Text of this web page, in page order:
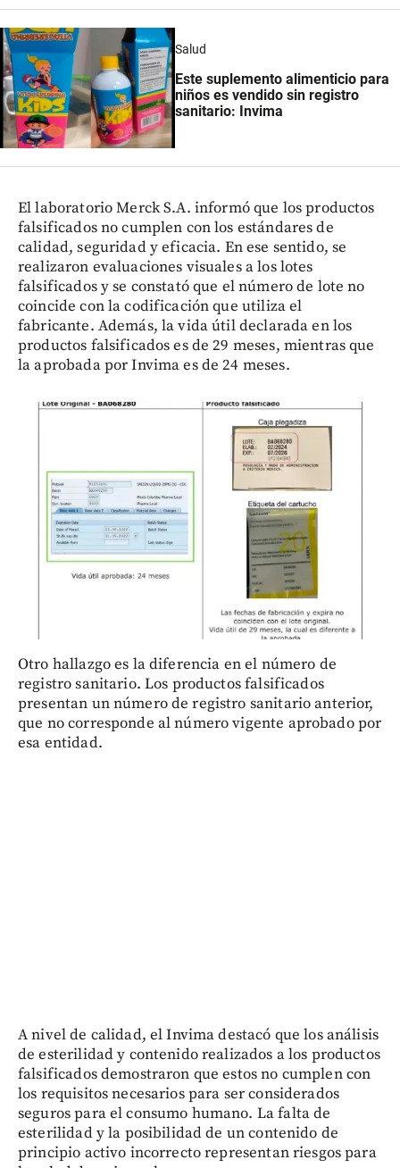
Salud
Este suplemento alimenticio para
niños es vendido sin registro
sanitario: Invima
El laboratorio Merck S.A. informó que los productos
falsificados no cumplen con los estándares de
calidad, seguridad y eficacia. En ese sentido, se
realizaron evaluaciones visuales a los lotes
falsificados y se constató que el número de lote no
coincide con la codificación que utiliza el
fabricante. Además, la vida útil declarada en los
productos falsificados es de 29 meses, mientras que
la aprobada por Invima es de 24 meses.
Otro hallazgo es la diferencia en el número de
registro sanitario. Los productos falsificados
presentan un número de registro sanitario anterior,
que no corresponde al número vigente aprobado por
esa entidad.
A nivel de calidad, el Invima destacó que los análisis
de esterilidad y contenido realizados a los productos
falsificados demostraron que estos no cumplen con
los requisitos necesarios para ser considerados
seguros para el consumo humano. La falta de
esterilidad y la posibilidad de un contenido de
principio activo incorrecto representan riesgos para